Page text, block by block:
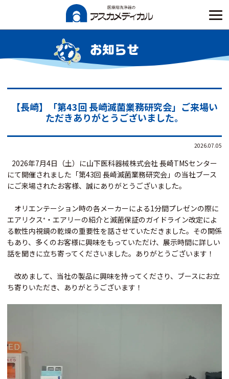
content
お知らせ
【長崎】「第43回 長崎滅菌業務研究会」ご来場い
ただきありがとうございました。
2026.07.05
2026年7月4日（土） に山下医科器械株式会社 長崎TMSセンター
にて開催されました「第43回 長崎滅菌業務研究会 」の当社ブース
にご来場されたお客様、誠にありがとうございました。
オリエンテーション時の各メーカーによる1分間プレゼンの際に
エアリクス⁺・エアリーの紹介と滅菌保証のガイドライン改定によ
る軟性内視鏡の乾燥の重要性を話させていただきました。その関係
もあり、多くのお客様に興味をもっていただけ、展示時間に詳しい
話を聞きに立ち寄ってくださいました。ありがとうございます！
改めまして、当社の製品に興味を持ってくださり、ブースにお立
ち寄りいただき、ありがとうございます！